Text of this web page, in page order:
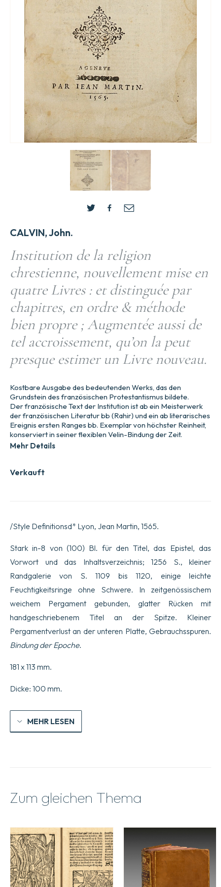
CALVIN, John.
Institution de la religion
chrestienne, nouvellement mise en
quatre Livres : et distinguée par
chapitres, en ordre & méthode
bien propre ; Augmentée aussi de
tel accroissement, qu’on la peut
presque estimer un Livre nouveau.
Verkauft
Kostbare Ausgabe des bedeutenden Werks, das den
Grundstein des französischen Protestantismus bildete.
Der französische Text der Institution ist ab ein Meisterwerk
der französischen Literatur bb (Rahir) und ein ab literarisches
Ereignis ersten Ranges bb. Exemplar von höchster Reinheit,
konserviert in seiner flexiblen Velin-Bindung der Zeit.
Mehr Details
/Style Definitionsd* Lyon, Jean Martin, 1565.
Stark in-8 von (100) Bl. für den Titel, das Epistel, das
Vorwort und das Inhaltsverzeichnis; 1256 S., kleiner
Randgalerie von S. 1109 bis 1120, einige leichte
Feuchtigkeitsringe ohne Schwere. In zeitgenössischem
weichem Pergament gebunden, glatter Rücken mit
handgeschriebenem Titel an der Spitze. Kleiner
Pergamentverlust an der unteren Platte, Gebrauchsspuren.
Bindung der Epoche.
181 x 113 mm.
Dicke: 100 mm.
MEHR LESEN
Zum gleichen Thema